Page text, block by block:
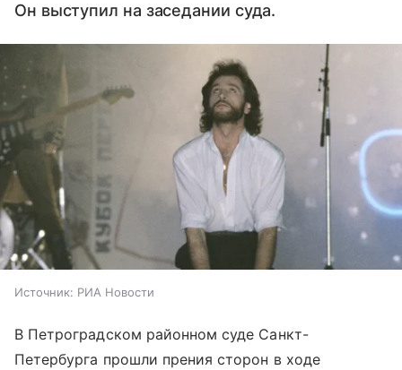
Он выступил на заседании суда.
Источник: РИА Новости
В Петроградском районном суде Санкт-
Петербурга прошли прения сторон в ходе